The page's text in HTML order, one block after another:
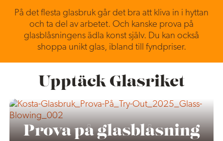
På det flesta glasbruk går det bra att kliva in i hyttan
och ta del av arbetet. Och kanske prova på
glasblåsningens ädla konst själv. Du kan också
shoppa unikt glas, ibland till fyndpriser.
Upptäck Glasriket
Prova på glasblåsning